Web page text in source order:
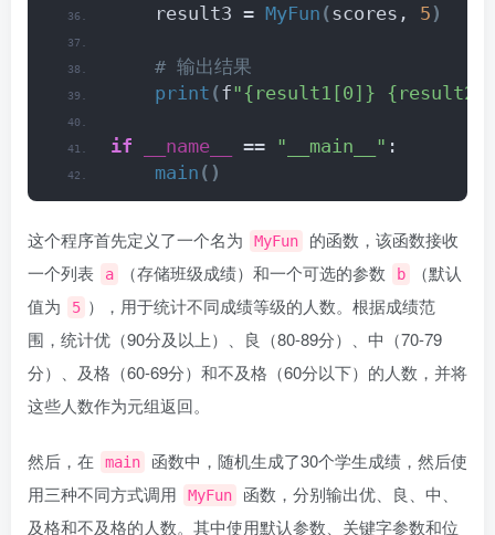
    result3 =
MyFun (scores, 5 )
# 输出结果
print (f"{result1[0]}
if __name__ == "__main__" :
main ()
这个程序首先定义了一个名为 MyFun
的函数，该函数接收
一个列表
a （存储班级成绩）和一个可选的参数 b
（默认
值为
5 ），用于统计不同成绩等级的人数。根据成绩范
围，统计优（90分及以上）、良（80-89分）、中（70-79
分）、及格（60-69分）和不及格（60分以下）的人数，并将
这些人数作为元组返回。
然后，在 main
函数中，随机生成了30个学生成绩，然后使
用三种不同方式调用
MyFun
函数，分别输出优、良、中、
及格和不及格的人数。其中使用默认参数、关键字参数和位